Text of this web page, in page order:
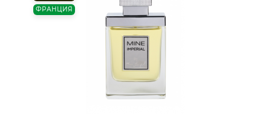
ФРАНЦИЯ